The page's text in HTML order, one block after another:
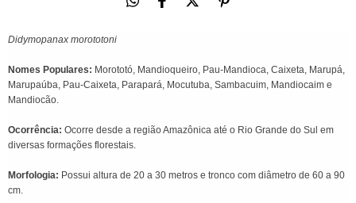
Didymopanax morototoni
Nomes Populares: Morototó, Mandioqueiro, Pau-Mandioca, Caixeta, Marupá,
Marupaúba, Pau-Caixeta, Parapará, Mocutuba, Sambacuim, Mandiocaim e
Mandiocão.
Ocorrência: Ocorre desde a região Amazônica até o Rio Grande do Sul em
diversas formações florestais.
Morfologia: Possui altura de 20 a 30 metros e tronco com diâmetro de 60 a 90
cm.